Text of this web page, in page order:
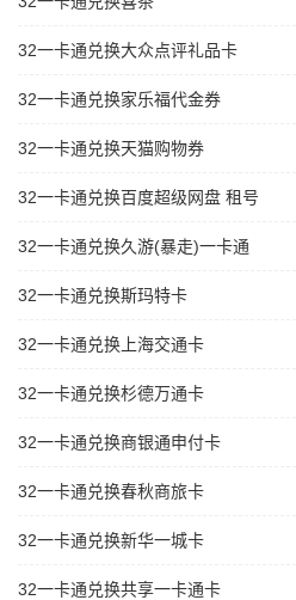
32一卡通兑换大众点评礼品卡
32一卡通兑换家乐福代金券
32一卡通兑换天猫购物券
32一卡通兑换百度超级网盘 租号
32一卡通兑换久游(暴走)一卡通
32一卡通兑换斯玛特卡
32一卡通兑换上海交通卡
32一卡通兑换杉德万通卡
32一卡通兑换商银通申付卡
32一卡通兑换春秋商旅卡
32一卡通兑换新华一城卡
32一卡通兑换共享一卡通卡